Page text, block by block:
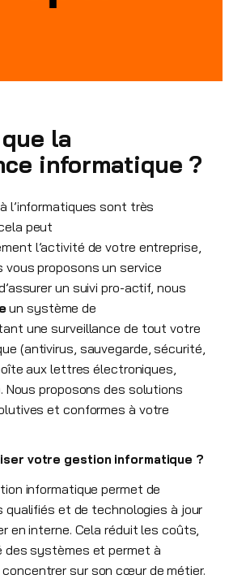
la
informatique ?
l’informatiques sont très
peut
l’activité de votre entreprise,
vous proposons un service
un suivi pro-actif, nous
un système de
une surveillance de tout votre
(antivirus, sauvegarde, sécurité,
aux lettres électroniques,
Nous proposons des solutions
et conformes à votre
votre gestion informatique ?
informatique permet de
qualifiés et de technologies à jour
en interne. Cela réduit les coûts,
des systèmes et permet à
sur son cœur de métier.